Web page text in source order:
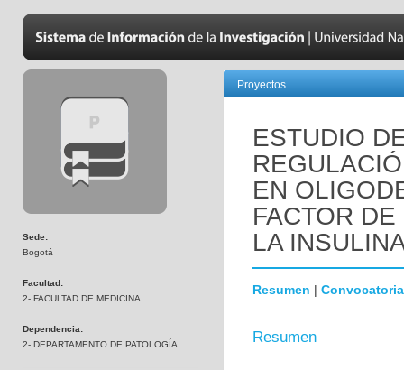
Sede:
Bogotá
Facultad:
2- FACULTAD DE MEDICINA
Dependencia:
2- DEPARTAMENTO DE PATOLOGÍA
Proyectos
ESTUDIO
EN
FACTOR
LA
Resumen | Convocatoria
Resumen